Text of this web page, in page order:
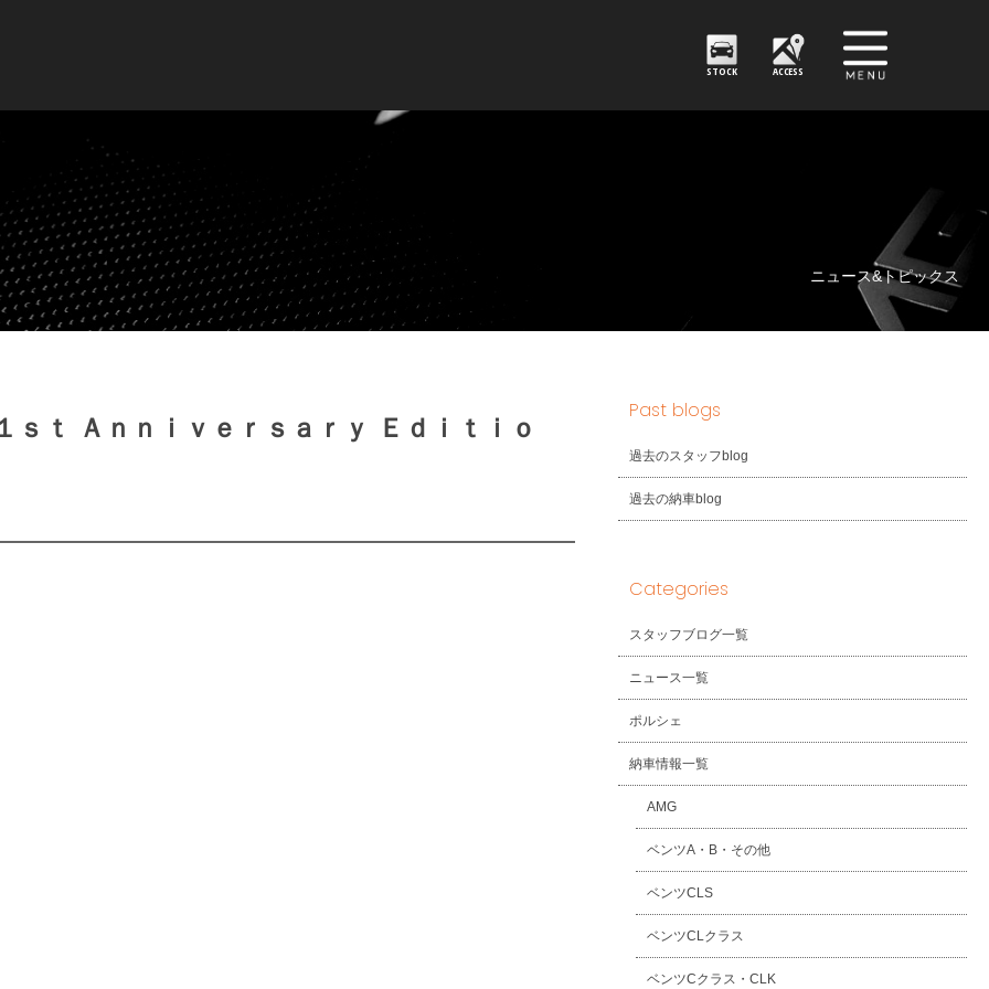
STOCK ACCESS
ニュース&トピックス
ｔ Ａｎｎｉｖｅｒｓａｒｙ Ｅｄｉｔｉｏ
Past blogs
過去のスタッフblog
過去の納車blog
Categories
スタッフブログ一覧
ニュース一覧
ポルシェ
納車情報一覧
AMG
ベンツA・B・その他
ベンツCLS
ベンツCLクラス
ベンツCクラス・CLK